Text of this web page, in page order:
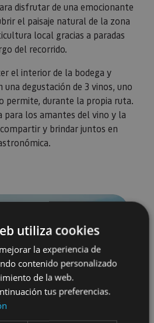
disfrutar de una emocionante
el paisaje natural de la zona
local gracias a paradas
del recorrido.
el interior de la bodega y
degustación de 3 vinos, uno
permite, durante la propia ruta.
los amantes del vino y la
y brindar juntos en
utiliza cookies
la experiencia de
contenido personalizado
de la web.
tus preferencias.